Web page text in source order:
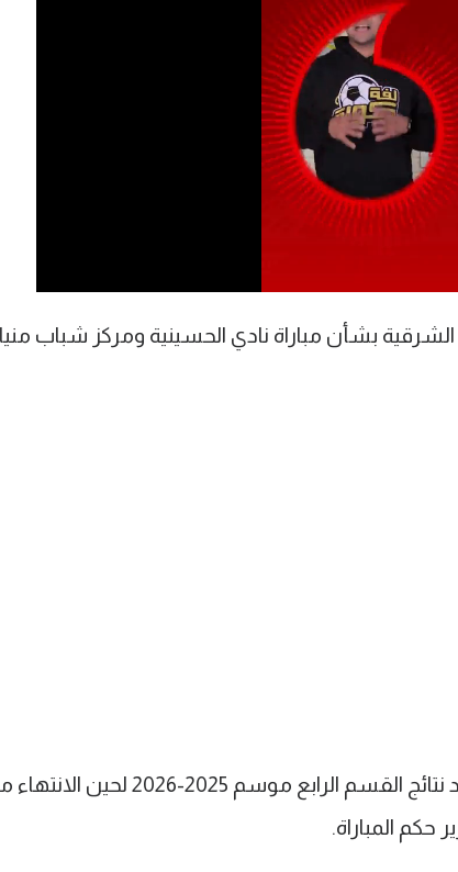
بشأن مباراة نادي الحسينية ومركز شباب منيا
كما قررت لجنة المسابقات عدم اعتماد نتائج القسم الرابع موسم 2025-2026
حكم المباراة.